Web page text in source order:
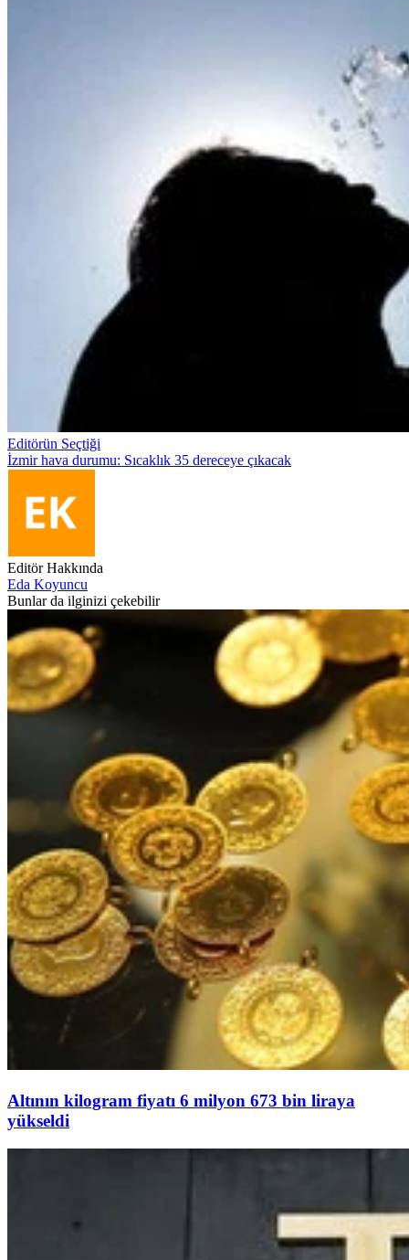
Editörün Seçtiği
İzmir hava durumu: Sıcaklık 35 dereceye çıkacak
Editör Hakkında
Eda Koyuncu
Bunlar da ilginizi çekebilir
Altının kilogram fiyatı 6 milyon 673 bin liraya
yükseldi